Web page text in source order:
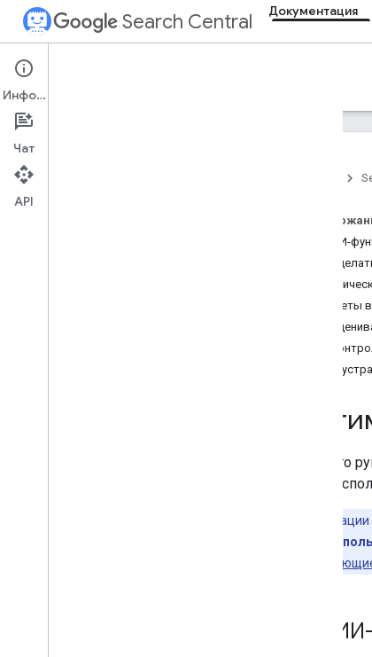
Search Central Документация
Documentation
Основы поисковой
Как ИИ-
Как
Советы
Как
Как
Как
Из этого
сайта
Чтобы они
Как
Информация
Чат
API